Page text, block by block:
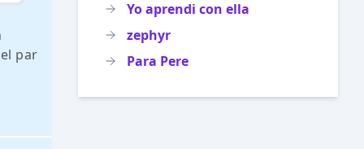
par
Yo aprendi con ella
zephyr
Para Pere